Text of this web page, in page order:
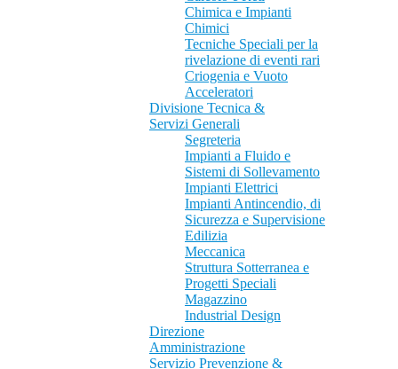
Chimica e Impianti
Chimici
Tecniche Speciali per la
rivelazione di eventi rari
Criogenia e Vuoto
Acceleratori
Divisione Tecnica &
Servizi Generali
Segreteria
Impianti a Fluido e
Sistemi di Sollevamento
Impianti Elettrici
Impianti Antincendio, di
Sicurezza e Supervisione
Edilizia
Meccanica
Struttura Sotterranea e
Progetti Speciali
Magazzino
Industrial Design
Direzione
Amministrazione
Servizio Prevenzione &